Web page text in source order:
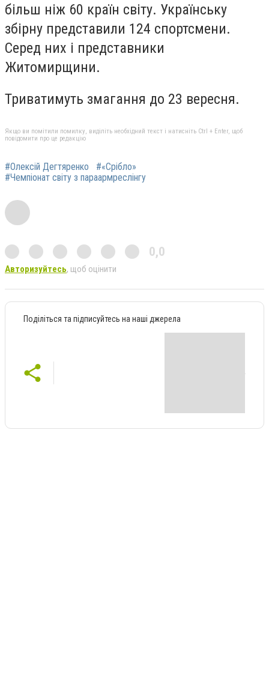
більш ніж 60 країн світу. Українську
збірну представили 124 спортсмени.
Серед них і представники
Житомирщини.
Триватимуть змагання до 23 вересня.
Якщо ви помітили помилку, виділіть необхідний текст і натисніть Ctrl + Enter, щоб
повідомити про це редакцію
#Олексій Дегтяренко
#«Срібло»
#Чемпіонат світу з параармреслінгу
0,0
Авторизуйтесь, щоб оцінити
Поділіться та підписуйтесь на наші джерела